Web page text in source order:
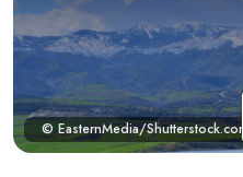
© EasternMedia/Shutterstock.com